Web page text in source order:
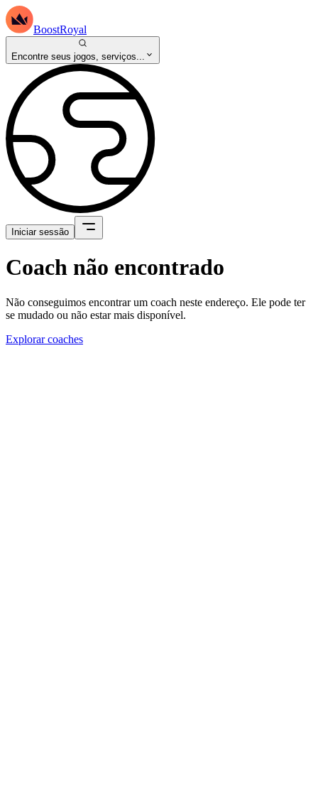
BoostRoyal
Encontre seus jogos, serviços...
Iniciar sessão
Coach não encontrado
Não conseguimos encontrar um coach neste endereço. Ele pode ter
se mudado ou não estar mais disponível.
Explorar coaches